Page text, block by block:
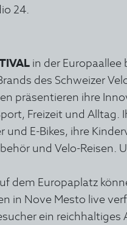
24.
in der
des Schweizer
präsentieren ihre
Freizeit und Alltag.
und E-Bikes, ihre
und Velo-Reisen.
dem Europaplatz
in Nove Mesto live
ein reichhaltiges